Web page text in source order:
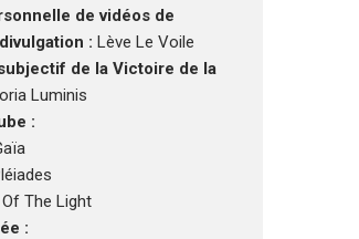
de vidéos de
: Lève Le Voile
de la Victoire de la
Luminis
:
The Light
: